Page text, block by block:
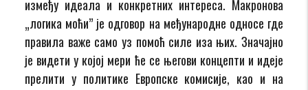
између идеала и конкретних интереса. Макронова
„логика моћи” је одговор на међународне односе где
правила важе само уз помоћ силе иза њих. Значајно
је видети у којој мери ће се његови концепти и идеје
прелити у политике Европске комисије, као и на